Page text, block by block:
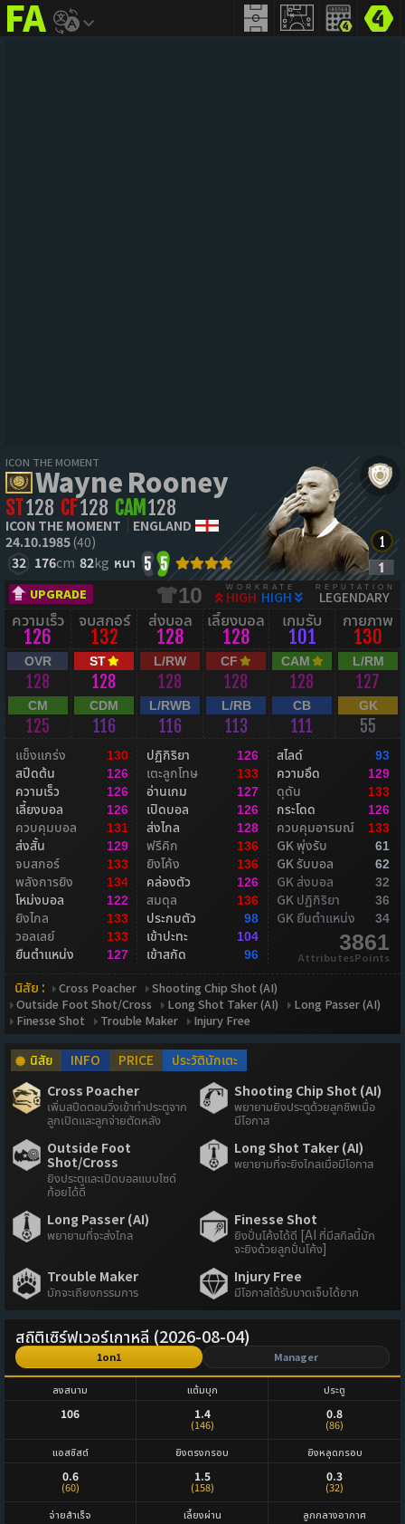
addict
ICON THE MOMENT
Wayne Rooney
ST128 CF128 CAM 128
ICON THE MOMENT
ENGLAND
24.10.1985(40)
32 176cm 82kg หนา 5 5
UPGRADE 10 WORKRATE
HIGH HIGH
REPUTATION
LEGENDARY
ความเร็ว
126
จบสกอร์
132
ส่งบอล
128
เลี้ยงบอล
128
เกมรับ
101
กายภาพ
130
OVR
128
ST
128
L/RW
128
CF
128
CAM
128
L/RM
127
CM
125
CDM
116
L/RWB
116
L/RB
113
CB
111
GK
55
แข็งแกร่ง 130
สปีดต้น 126
ความเร็ว 126
เลี้ยงบอล 126
ควบคุมบอล 131
ส่งสั้น 129
จบสกอร์ 133
พลังการยิง 134
โหม่งบอล 122
ยิงไกล 133
วอลเลย์ 133
ยืนตำแหน่ง 127
ปฏิกิริยา 126
เตะลูกโทษ 133
อ่านเกม 127
เปิดบอล 126
ส่งไกล 128
ฟรีคิก 136
ยิงโค้ง 136
คล่องตัว 126
สมดุล 136
ประกบตัว 98
เข้าปะทะ 104
เข้าสกัด 96
สไลด์ 93
ความอึด 129
ดุดัน 133
กระโดด 126
ควบคุมอารมณ์ 133
GK พุ่งรับ 61
GK รับบอล 62
GK ส่งบอล 32
GK ปฏิกิริยา 36
GK ยืนตำแหน่ง 34
3861
AttributesPoints
นิสัย : Cross Poacher
Shooting Chip Shot (AI)
Outside Foot Shot/Cross
Long Shot Taker (AI)
Long Passer (AI)
Finesse Shot
Trouble Maker Injury Free
นิสัย INFO PRICE
ประวัตินักเตะ
Cross Poacher
เพิ่มสปีดตอนวิ่งเข้าทำประตูจาก
ลูกเปิดและลูกจ่ายตัดหลัง
Shooting Chip Shot (AI)
พยายามยิงประตูด้วยลูกชิพเมื่อ
มีโอกาส
Outside Foot
Shot/Cross
ยิงประตูและเปิดบอลแบบไซด์
ก้อยได้ดี
Long Shot Taker (AI)
พยายามที่จะยิงไกลเมื่อมีโอกาส
Long Passer (AI)
พยายามที่จะส่งไกล
Finesse Shot
ยิงปั่นโค้งได้ดี [AI ที่มีสกิลนี้มัก
จะยิงด้วยลูกปั่นโค้ง]
Trouble Maker
มักจะเถียงกรรมการ
Injury Free
มีโอกาสได้รับบาดเจ็บได้ยาก
สถิติเซิร์ฟเวอร์เกาหลี (2026-08-04)
1on1 Manager
ลงสนาม
106
แต้มบุก
1.4
(146)
ประตู
0.8
(86)
แอสซิสต์
0.6
(60)
ยิงตรงกรอบ
1.5
(158)
ยิงหลุดกรอบ
0.3
(32)
จ่ายสำเร็จ
เลี้ยงผ่าน ลูกกลางอากาศ